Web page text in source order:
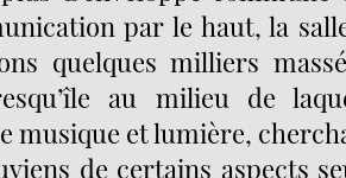
par le haut, la
quelques milliers
au milieu de
musique et lumière,
de certains aspects